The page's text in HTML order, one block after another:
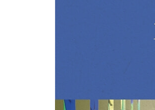
루마 아를 216